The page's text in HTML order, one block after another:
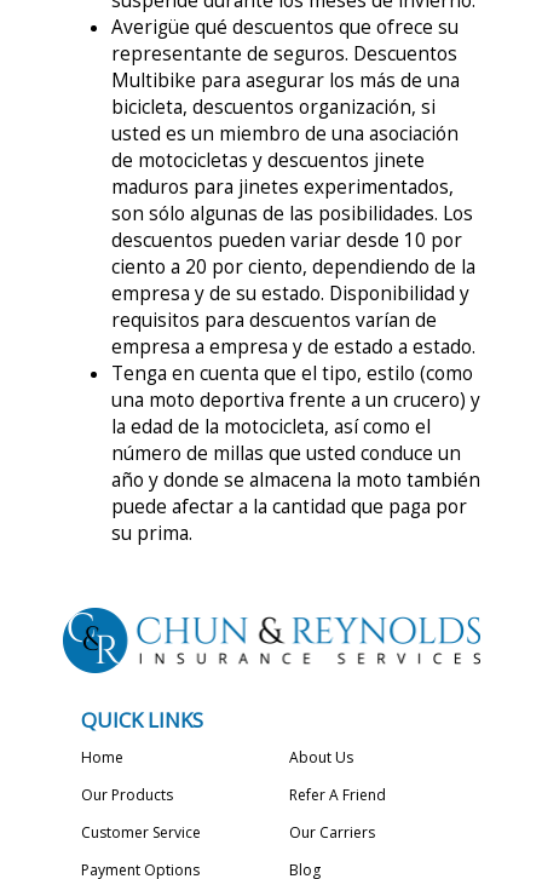
Averigüe qué descuentos que ofrece su
representante de seguros. Descuentos
Multibike para asegurar los más de una
bicicleta, descuentos organización, si
usted es un miembro de una asociación
de motocicletas y descuentos jinete
maduros para jinetes experimentados,
son sólo algunas de las posibilidades. Los
descuentos pueden variar desde 10 por
ciento a 20 por ciento, dependiendo de la
empresa y de su estado. Disponibilidad y
requisitos para descuentos varían de
empresa a empresa y de estado a estado.
Tenga en cuenta que el tipo, estilo (como
una moto deportiva frente a un crucero) y
la edad de la motocicleta, así como el
número de millas que usted conduce un
año y donde se almacena la moto también
puede afectar a la cantidad que paga por
su prima.
QUICK LINKS
Home
Our Products
Customer Service
Payment Options
About Us
Refer A Friend
Our Carriers
Blog